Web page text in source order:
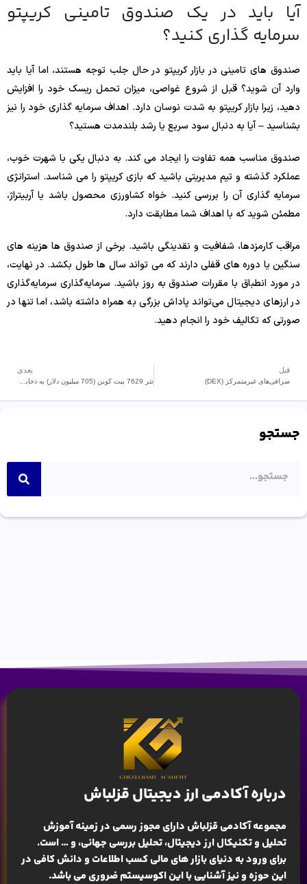
آیا باید در یک صندوق تامینی کریپتو
سرمایه گذاری کنید؟
صندوق های تامینی در بازار کریپتو در حال جلب توجه هستند، اما آیا باید
وارد آن شوید؟ قبل از شروع غواصی، میزان تحمل ریسک خود را افزایش
دهید، زیرا بازار کریپتو به شدت نوسان دارد. اهداف سرمایه گذاری خود را نیز
بشناسید – آیا به دنبال سود سریع یا رشد بلندمدت هستید؟
صندوق مناسب همه تفاوت را ایجاد می کند. به دنبال یکی با شهرت خوب،
عملکرد گذشته و تیم مدیریتی باشید که بازی کریپتو را می شناسد. استراتژی
سرمایه گذاری آن را بررسی کنید. خواه کشاورزی محصول باشد یا آربیتراژ،
مطمئن شوید که با اهداف شما مطابقت دارد.
مراقب کارمزدها، شفافیت و نقدینگی باشید. برخی از صندوق ها هزینه های
سنگین یا دوره های قفلی دارند که می تواند سال ها طول بکشد. در نهایت،
در مورد انطباق با مقررات صندوق به روز باشید. سرمایه‌گذاری سرمایه‌گذاری
در ارزهای دیجیتال می‌تواند پاداش بزرگی به همراه داشته باشد، اما تنها در
صورتی که تکالیف خود را انجام دهید.
قبل
صرافی‌های غیرمتمرکز (DEX)
بعدی
تتر 7629 بیت کوین (705 میلیون دلار) به ذخایر خود اضافه کرد
جستجو
درباره آکادمی ارز دیجیتال قزلباش
مجموعه آکادمی قزلباش دارای مجوز رسمی در زمینهآموزش
تحلیل و تکنیکال ارز دیجیتال، تحلیل بررسی جهانی، و … است.
برای ورود به دنیای بازار های مالی کسب اطلاعات و دانش کافی در
این حوزه و نیز آشنایی با این اکوسیستم ضروری می باشد.